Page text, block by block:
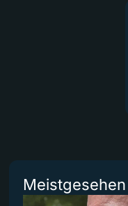
Meistgesehen